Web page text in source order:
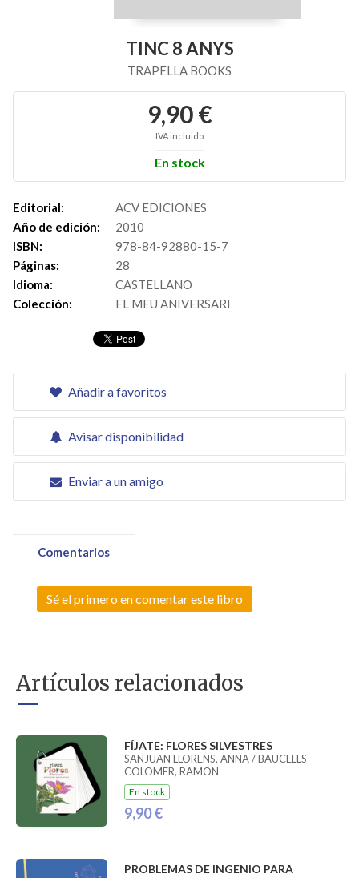
TINC 8 ANYS
TRAPELLA BOOKS
9,90 €
IVA incluido
En stock
Editorial:
ACV EDICIONES
Año de edición:
2010
ISBN:
978-84-92880-15-7
Páginas:
28
Idioma:
CASTELLANO
Colección:
EL MEU ANIVERSARI
Añadir a favoritos
Avisar disponibilidad
Enviar a un amigo
Comentarios
Sé el primero en comentar este libro
Artículos relacionados
FÍJATE: FLORES SILVESTRES
SANJUAN LLORENS, ANNA / BAUCELLS
COLOMER, RAMON
En stock
9,90 €
PROBLEMAS DE INGENIO PARA